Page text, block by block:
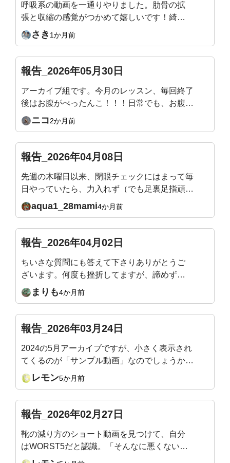
呼吸系の動画を一通りやりました。肋骨の拡
張と収縮の感覚がつかめて嬉しいです！綺麗
な姿勢になることが目的で入会したのでまだ
まだ継続頑張ります！
さき 1か月前
報告_2026年05月30日
アーカイブ組です。今月のレッスン、毎回終了
後はお腹がぺったんこ！！！日常でも、お腹の
感覚がわかるようになってきて嬉しいです。来
月のテーマもすごく楽しみです！
ニコ2か月前
報告_2026年04月08日
先週の木曜日以来、閉眼チェックにはまって毎
日やっていたら、力入れず（でも足裏足指頑張
る）立てるようになりました。頭の位置は？ス
ウェイバックになってない？とか確認しなが
始めて、ライブレッスンの度にカラダの気づき
があり、体力もついてきて嬉しい限りです。明
日も楽しみです。どうぞよろしくお願いいたし
ます🙇
aqua1_28mami4か月前
報告_2026年04月02日
ちいさな質問にも答えて下さりありがとうご
ざいます。何度も挫折してますが、諦めず自
分と向き合っています。お人柄もお手本です
🍀
まりも4か月前
報告_2026年03月24日
2024の5月アーカイブですが、小さく表示され
てくるのが「サンプル動画」なのでしょうか？
最近、アーカイブをBGM？のように、よく見
（聴い）ています。あぁそういうことか、、後
間を楽しんでいます。
レモン5か月前
報告_2026年02月27日
靴の減り方のショート動画を見つけて、自分
はWORST5だと認識。「そんなに悪くない」
の一言で、ﾎﾟｼﾞﾃｨﾌﾞに。足裏exercise楽しん